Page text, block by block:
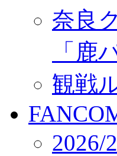
奈良
「鹿
観戦
2026/